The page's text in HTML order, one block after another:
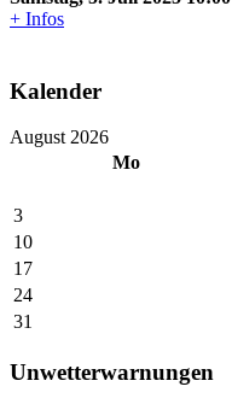
+ Infos
Kalender
August 2026
Mo
3
10
17
24
31
Unwetterwarnungen